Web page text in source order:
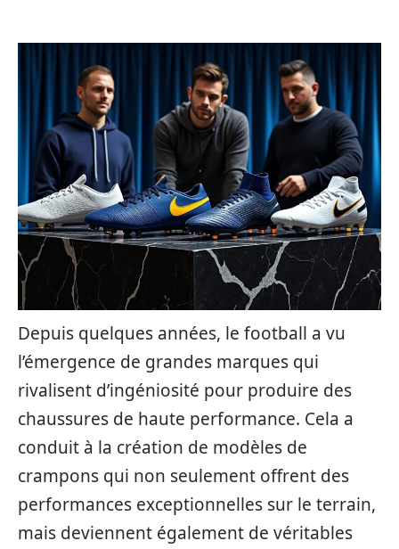
Depuis quelques années, le football a vu
l’émergence de grandes marques qui
rivalisent d’ingéniosité pour produire des
chaussures de haute performance. Cela a
conduit à la création de modèles de
crampons qui non seulement offrent des
performances exceptionnelles sur le terrain,
mais deviennent également de véritables